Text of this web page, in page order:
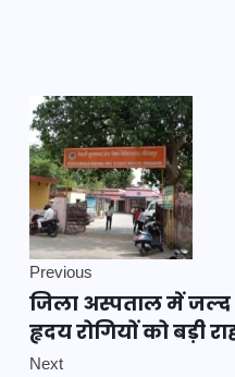
Previous
जिला अस्पताल में जल्द
हृदय रोगियों को बड़ी
Next